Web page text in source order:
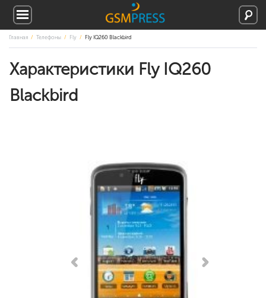
Главная Телефоны Fly Fly IQ260 Blackbird
Характеристики Fly IQ260
Blackbird